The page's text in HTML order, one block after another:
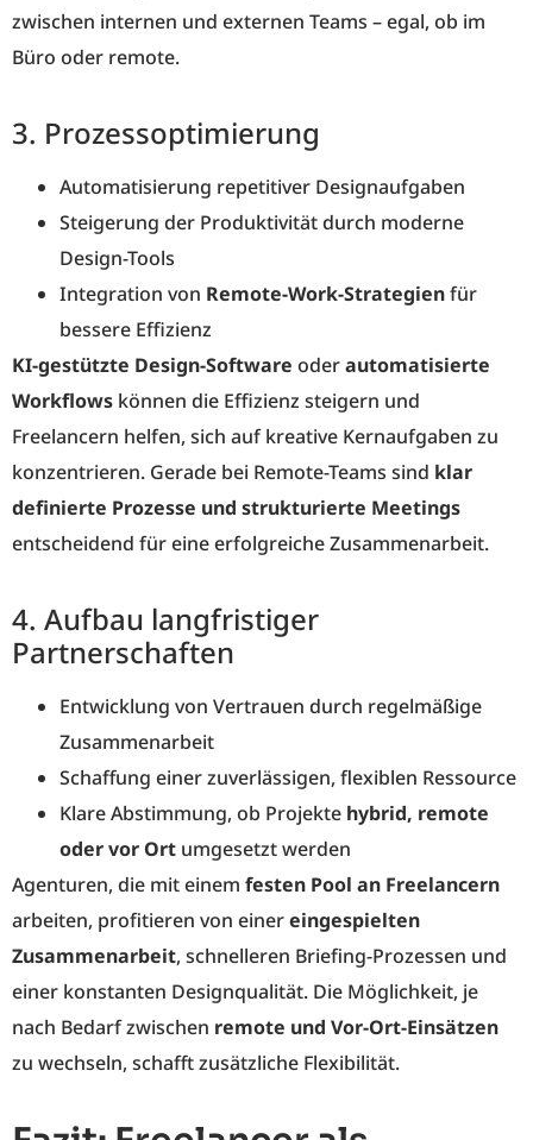
zwischen internen und externen Teams – egal, ob im
Büro oder remote.
3. Prozessoptimierung
Automatisierung repetitiver Designaufgaben
Steigerung der Produktivität durch moderne
Design-Tools
Integration von Remote-Work-Strategienfür
bessere Effizienz
KI-gestützte Design-Software oderautomatisierte
Workflows können die Effizienz steigern und
Freelancern helfen, sich auf kreative Kernaufgaben zu
konzentrieren. Gerade bei Remote-Teams sind klar
definierte Prozesse und strukturierte Meetings
entscheidend für eine erfolgreiche Zusammenarbeit.
4. Aufbau langfristiger
Partnerschaften
Entwicklung von Vertrauen durch regelmäßige
Zusammenarbeit
Schaffung einer zuverlässigen, flexiblen Ressource
Klare Abstimmung, ob Projekte hybrid, remote
oder vor Ort umgesetzt werden
Agenturen, die mit einem festen Pool an Freelancern
arbeiten, profitieren von einereingespielten
Zusammenarbeit, schnelleren Briefing-Prozessen und
einer konstanten Designqualität. Die Möglichkeit, je
nach Bedarf zwischen remote und Vor-Ort-Einsätzen
zu wechseln, schafft zusätzliche Flexibilität.